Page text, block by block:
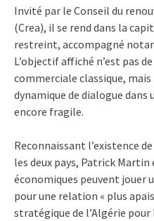
Invité par le Conseil du
(Crea), il se rend dans la
restreint, accompagné
L’objectif affiché n’est pas
commerciale classique,
dynamique de dialogue
encore fragile.
Reconnaissant l’existence
les deux pays, Patrick
économiques peuvent jouer
pour une relation « plus
stratégique de l’Algérie